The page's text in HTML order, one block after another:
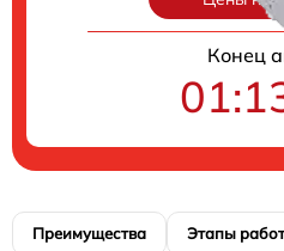
Конец
Преимущества Этапы работ